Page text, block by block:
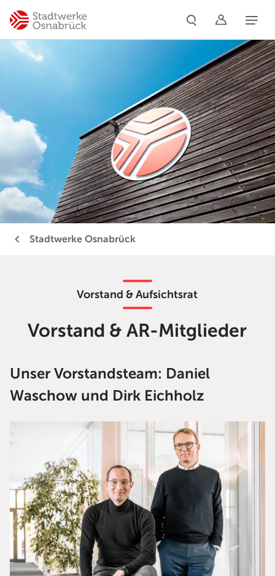
Stadtwerke Osnabrück
Vorstand & Aufsichtsrat
Vorstand & AR-Mitglieder
Unser Vorstandsteam: Daniel
Waschow und Dirk Eichholz